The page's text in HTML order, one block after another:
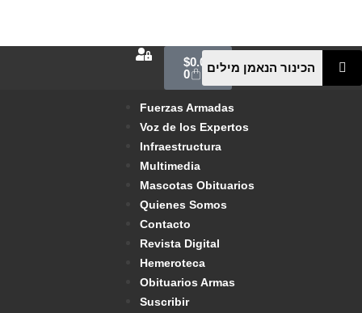
$0.00
0
Fuerzas Armadas
Voz de los Expertos
Infraestructura
Multimedia
Mascotas Obituarios
Quienes Somos
Contacto
Revista Digital
Hemeroteca
Obituarios Armas
Suscribir